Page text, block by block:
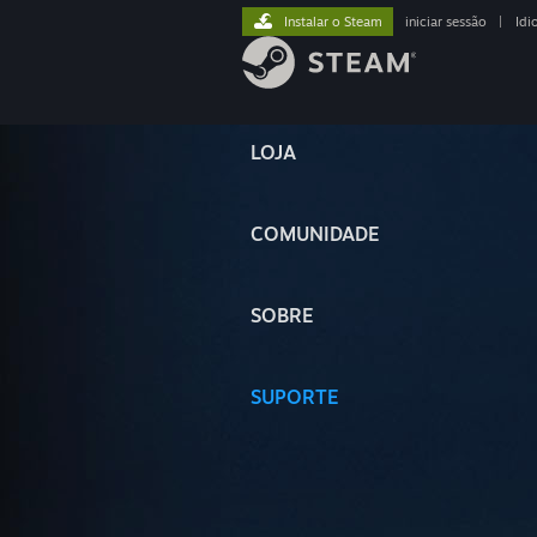
LOJA
COMUNIDADE
SOBRE
SUPORTE
Instalar o Steam iniciar sessão